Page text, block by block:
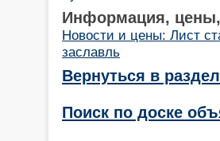
Информация, цены,
Новости и цены: Лист
заславль
Вернуться в
Поиск по доске